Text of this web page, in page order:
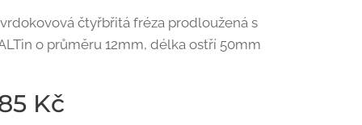
čtyřbřitá fréza prodloužená s
o průměru 12mm, délka ostří 50mm
Kč